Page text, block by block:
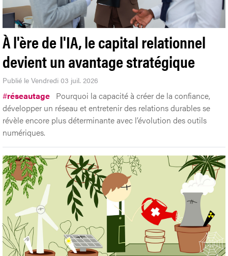
À l'ère de l'IA, le capital relationnel
devient un avantage stratégique
Publié le Vendredi 03 juil. 2026
#réseautage Pourquoi la capacité à créer de la confiance,
développer un réseau et entretenir des relations durables se
révèle encore plus déterminante avec l’évolution des outils
numériques.